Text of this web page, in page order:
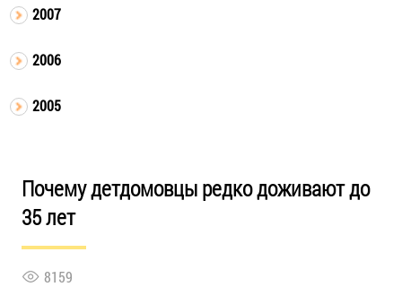
2007
2006
2005
Почему детдомовцы редко доживают до
35 лет
8159